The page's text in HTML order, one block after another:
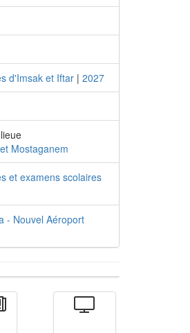
d'Imsak et Iftar | 2027
Mostaganem
et examens scolaires
- Nouvel Aéroport